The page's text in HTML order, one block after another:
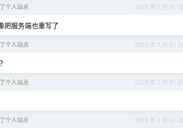
2023 年 7 月 31 日
个人站点
把服务端也重写了
2023 年 7 月 31 日
个人站点
2023 年 7 月 31 日
个人站点
2023 年 7 月 31 日
个人站点